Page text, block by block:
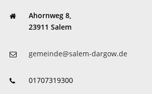
Ahornweg 8,
23911 Salem
gemeinde@salem-dargow.de
01707319300